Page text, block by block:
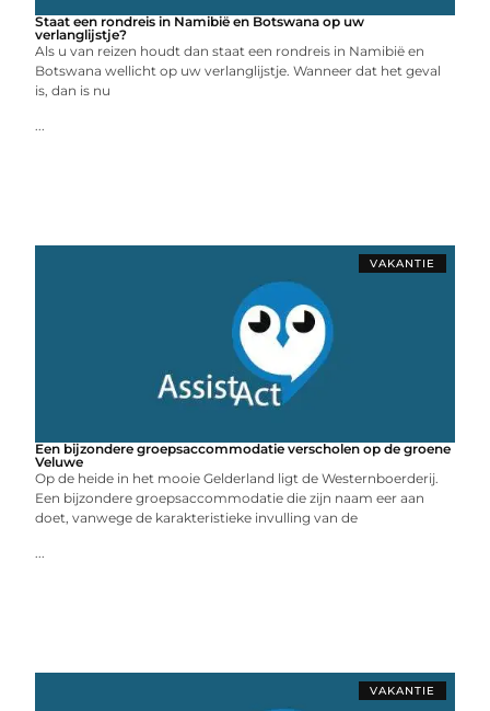
Staat een rondreis in Namibië en Botswana op uw
verlanglijstje?
Als u van reizen houdt dan staat een rondreis in Namibië en
Botswana wellicht op uw verlanglijstje. Wanneer dat het geval
is, dan is nu
...
VAKANTIE
Een bijzondere groepsaccommodatie verscholen op de groene
Veluwe
Op de heide in het mooie Gelderland ligt de Westernboerderij.
Een bijzondere groepsaccommodatie die zijn naam eer aan
doet, vanwege de karakteristieke invulling van de
...
VAKANTIE